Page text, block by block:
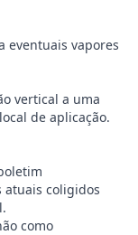
eventuais vapores
vertical a uma
de aplicação.
atuais coligidos
como